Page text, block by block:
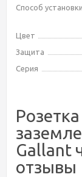
Способ установки
Цвет
Защита
Серия
Gallant
отзывы